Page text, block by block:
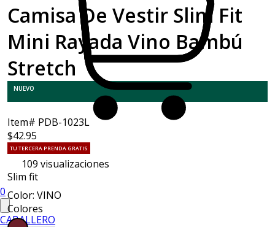
0
CABALLERO
Camisa De Vestir Slim Fit
Mini Rayada Vino Bambú
Stretch
NUEVO
Item# PDB-1023L
$42.95
TU TERCERA PRENDA GRATIS
109 visualizaciones
Slim fit
Color: VINO
Colores